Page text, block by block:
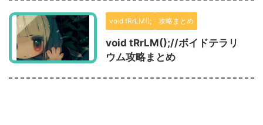
void tRrLM(); 攻略まとめ
void tRrLM();//ボイドテラリ
ウム攻略まとめ